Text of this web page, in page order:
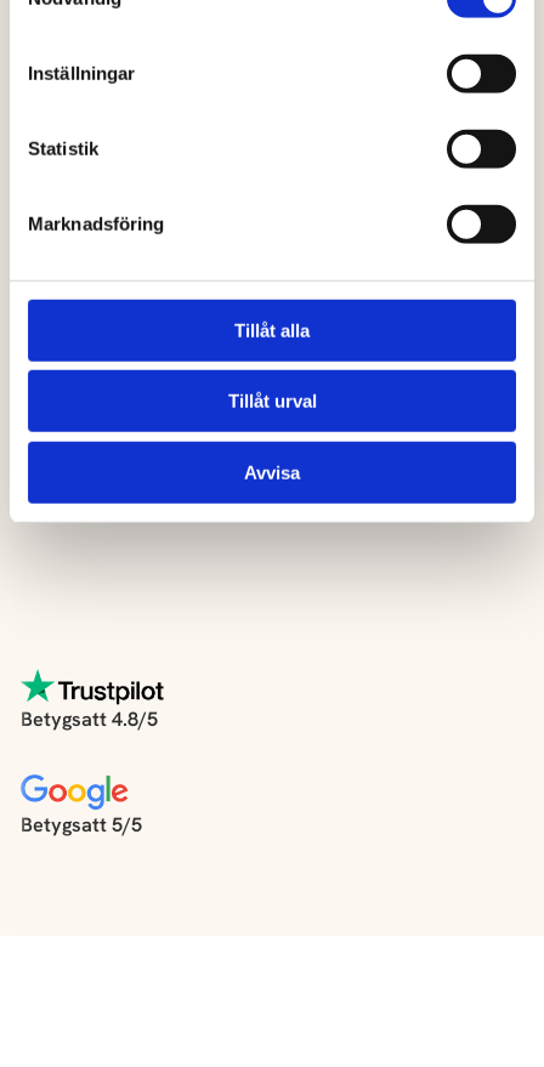
Inställningar
Statistik
Marknadsföring
Tillåt alla
Tillåt urval
Avvisa
Nöjda kunder är vårt största kvitto. Vi är stolta över
"Allt gick snabbare än vi hade väntat oss.
Och snyggt blev det dessutom.
Mycket bra bemötande av Simon
Betygsatt 4.8/5
Betygsatt 5/5